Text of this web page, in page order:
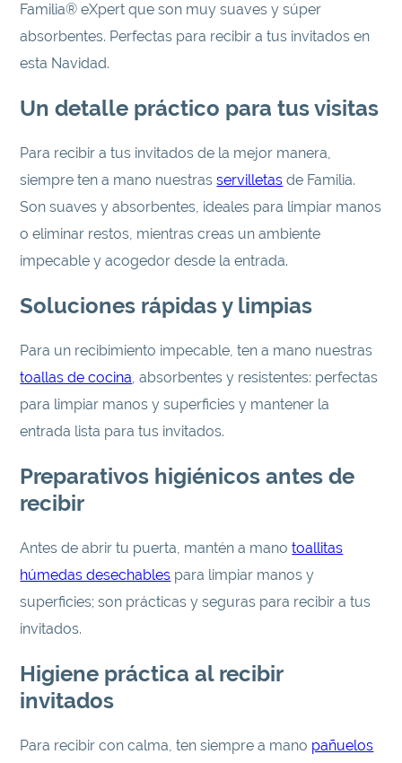
Familia® eXpert que son muy suaves y súper
absorbentes. Perfectas para recibir a tus invitados en
esta Navidad.
Un detalle práctico para tus visitas
Para recibir a tus invitados de la mejor manera,
siempre ten a mano nuestrasservilletas de Familia.
Son suaves y absorbentes, ideales para limpiar manos
o eliminar restos, mientras creas un ambiente
impecable y acogedor desde la entrada.
Soluciones rápidas y limpias
Para un recibimiento impecable, ten a mano nuestras
toallas de cocina, absorbentes y resistentes: perfectas
para limpiar manos y superficies y mantener la
entrada lista para tus invitados.
Preparativos higiénicos antes de
recibir
Antes de abrir tu puerta, mantén a manotoallitas
húmedas desechables para limpiar manos y
superficies; son prácticas y seguras para recibir a tus
invitados.
Higiene práctica al recibir
invitados
Para recibir con calma, ten siempre a mano pañuelos